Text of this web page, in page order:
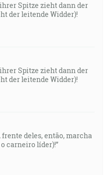
Spitze zieht dann der
der leitende Widder)!
Spitze zieht dann der
der leitende Widder)!
frente deles, então, marcha
carneiro líder)!”